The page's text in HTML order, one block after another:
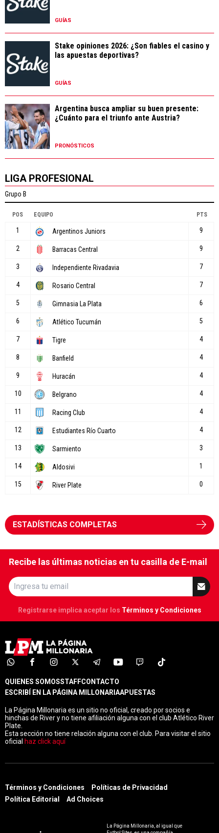
GUÍAS
Stake opiniones 2026: ¿Son fiables el casino y
las apuestas deportivas?
GUÍAS
Argentina busca ampliar su buen presente:
¿Cuánto para el triunfo ante Austria?
PRONÓSTICOS
LIGA PROFESIONAL
ESTADÍSTICAS COMPLETAS
Recibe las últimas noticias en tu casilla de E-mail
Registrarse implica aceptar los Términos y Condiciones
QUIENES SOMOSSTAFFCONTACTO
ESCRIBÍ EN LA PÁGINA MILLONARIAAPUESTAS
La Página Millonaria es un sitio no oficial, creado por socios e
hinchas de River y no tiene afiliación alguna con el club Atlético River
Plate.
Esta sección no tiene relación alguna con el club. Para visitar el sitio
oficial haz click aquí
Términos y Condiciones
Políticas de Privacidad
Política Editorial
Ad Choices
La Página Millonaria, al igual que